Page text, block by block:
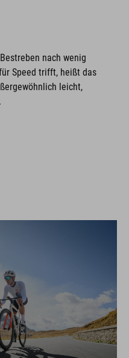
nach wenig
Speed trifft, heißt das
leicht,